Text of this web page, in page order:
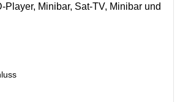
Player, Minibar, Sat-TV, Minibar und